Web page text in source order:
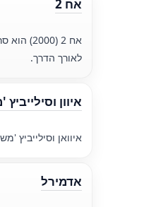
אח 2
אח 2
לאורך הדרך.
איוון
איוואן וסילייביץ 'משנה את המקצוע שלו (1973) היא קומדיה סובייטית שבה
אדמירל